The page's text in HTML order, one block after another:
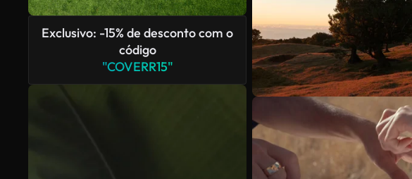
Exclusivo: -15% de desconto com o
código
"COVERR15"